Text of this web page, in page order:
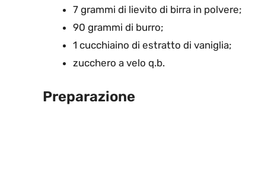
7 grammi di lievito di birra in polvere;
90 grammi di burro;
1 cucchiaino di estratto di vaniglia;
zucchero a velo q.b.
Preparazione